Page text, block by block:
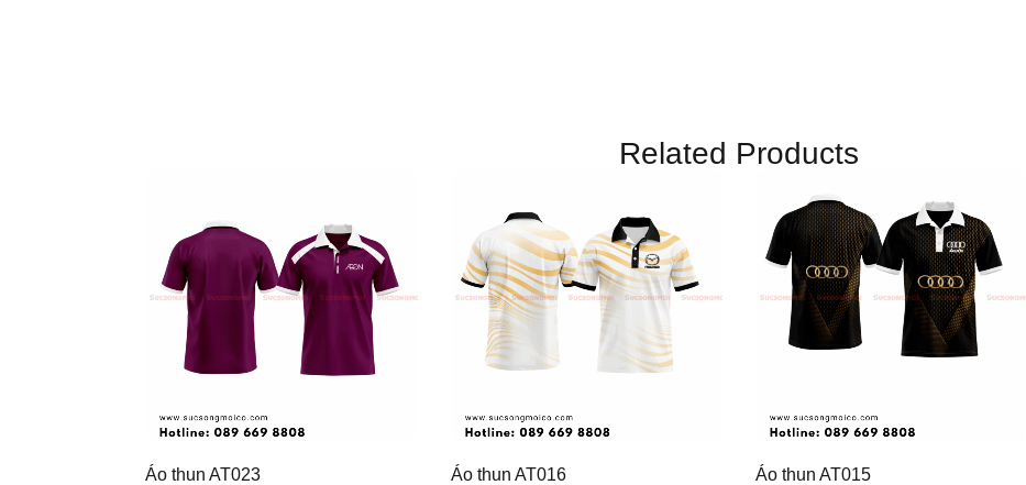
Related Products
Áo thun AT023 Áo thun AT016 Áo thun AT015